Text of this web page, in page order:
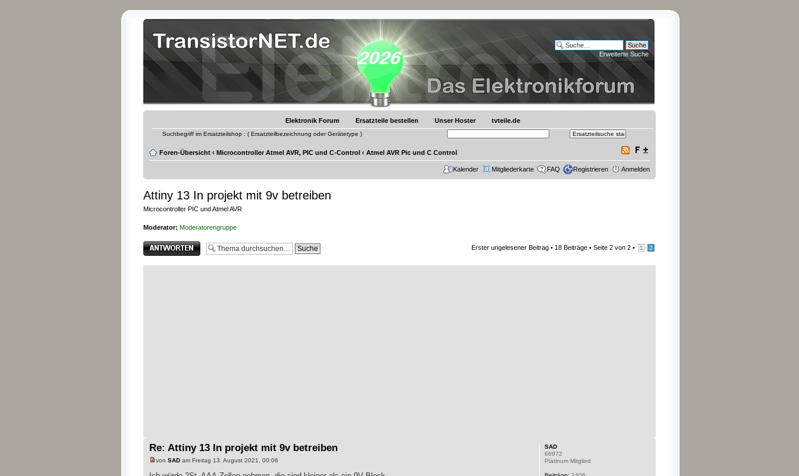
Erweiterte Suche
Elektronik Forum Ersatzteile bestellen Unser Hoster tvteile.de
Suchbegriff im Ersatzteilshop : ( Ersatzteilbezeichnung oder Gerätetype )
Foren-Übersicht ‹ Microcontroller Atmel AVR, PIC und C-Control ‹ Atmel AVR Pic und C Control
Kalender Mitgliederkarte FAQ Registrieren Anmelden
Attiny 13 In projekt mit 9v betreiben
Microcontroller PIC und Atmel AVR
Moderator: Moderatorengruppe
Antwort erstellen Erster ungelesener Beitrag • 18 Beiträge • Seite 2 von 2 • 1 2
Re: Attiny 13 In projekt mit 9v betreiben
von SAD am Freitag 13. August 2021, 00:06
SAD
66972
Platinum Mitglied